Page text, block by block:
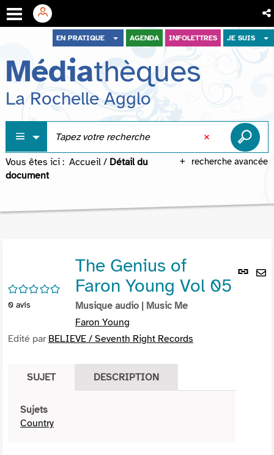
menu
contenu
recherche
EN PRATIQUE AGENDA INFOLETTRES JE SUIS
Médiathèques
La Rochelle Agglo
recherche avancée
Vous êtes ici : Accueil / Détail du
document
Lien
/5
0 avis
The Genius of
Faron Young Vol 05
Musique audio | Music Me
Faron Young
Edité par BELIEVE / Seventh Right Records
SUJET DESCRIPTION
Sujets
Country